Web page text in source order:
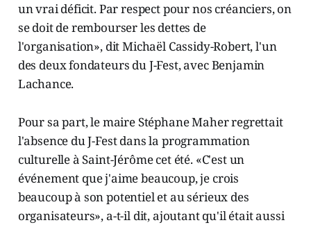
un vrai déficit. Par respect pour nos créanciers, on
se doit de rembourser les dettes de
l'organisation», dit Michaël Cassidy-Robert, l'un
des deux fondateurs du J-Fest, avec Benjamin
Lachance.
Pour sa part, le maire Stéphane Maher regrettait
l'absence du J-Fest dans la programmation
culturelle à Saint-Jérôme cet été. «C'est un
événement que j'aime beaucoup, je crois
beaucoup à son potentiel et au sérieux des
organisateurs», a-t-il dit, ajoutant qu'il était aussi